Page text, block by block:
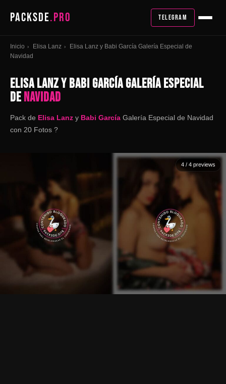
PACKSDE.PRO TELEGRAM
Inicio › Elisa Lanz ›
Elisa Lanz y Babi García Galería Especial de
Navidad
ELISA LANZ Y BABI GARCÍA GALERÍA ESPECIAL
DENAVIDAD
Pack de Elisa Lanz y Babi García Galería Especial de Navidad
con 20 Fotos ?
4 / 4 previews